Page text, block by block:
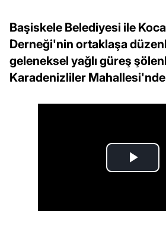
Başiskele Belediyesi ile
Derneği'nin ortaklaşa
geleneksel yağlı güreş
Karadenizliler Mahallesi'nde